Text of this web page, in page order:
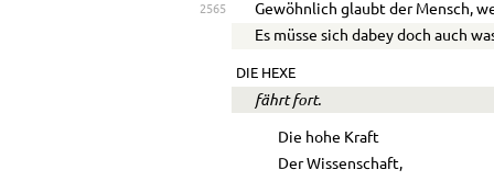
2565
Gewöhnlich glaubt der Mensch,
Es müsse sich dabey doch auch
DIE HEXE
fährt fort.
Die hohe Kraft
Der Wissenschaft,